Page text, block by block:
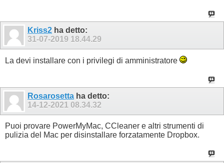
Kriss2 ha detto:
31-07-2019 18.44.29
La devi installare con i privilegi di amministratore
Rosarosetta ha detto:
14-12-2021 08.34.32
Puoi provare PowerMyMac, CCleaner e altri strumenti di
pulizia del Mac per disinstallare forzatamente Dropbox.